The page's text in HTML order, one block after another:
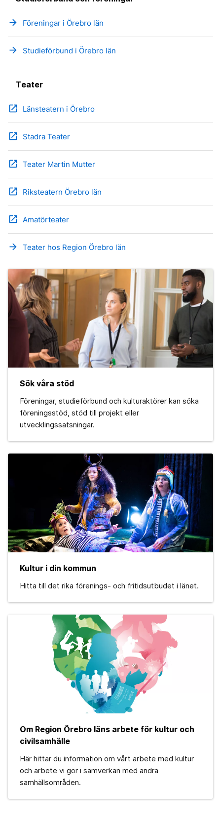
arrow_forward Föreningar i Örebro län
arrow_forward Studieförbund i Örebro län
Teater
open_in_new Länsteatern i Örebro
open_in_new Stadra Teater
open_in_new Teater Martin Mutter
open_in_new Riksteatern Örebro län
open_in_new Amatörteater
arrow_forward Teater hos Region Örebro län
Sök våra stöd
Föreningar, studieförbund och kulturaktörer kan söka
föreningsstöd, stöd till projekt eller
utvecklingssatsningar.
Kultur i din kommun
Hitta till det rika förenings- och fritidsutbudet i länet.
Om Region Örebro läns arbete för kultur och
civilsamhälle
Här hittar du information om vårt arbete med kultur
och arbete vi gör i samverkan med andra
samhällsområden.